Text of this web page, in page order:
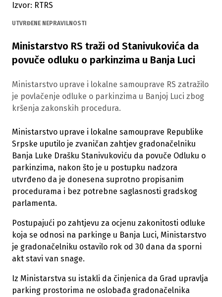
Izvor: RTRS
UTVRĐENE NEPRAVILNOSTI
Ministarstvo RS traži od Stanivukovića da
povuče odluku o parkinzima u Banja Luci
Ministarstvo uprave i lokalne samouprave RS zatražilo
je povlačenje odluke o parkinzima u Banjoj Luci zbog
kršenja zakonskih procedura.
Ministarstvo uprave i lokalne samouprave Republike
Srpske uputilo je zvaničan zahtjev gradonačelniku
Banja Luke Drašku Stanivukoviću da povuče Odluku o
parkinzima, nakon što je u postupku nadzora
utvrđeno da je donesena suprotno propisanim
procedurama i bez potrebne saglasnosti gradskog
parlamenta.
Postupajući po zahtjevu za ocjenu zakonitosti odluke
koja se odnosi na parkinge u Banja Luci, Ministarstvo
je gradonačelniku ostavilo rok od 30 dana da sporni
akt stavi van snage.
Iz Ministarstva su istakli da činjenica da Grad upravlja
parking prostorima ne oslobađa gradonačelnika